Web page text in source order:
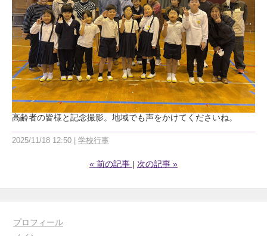
高齢者の皆様と記念撮影。地域でも声をかけてくださいね。
2025/11/18 12:50 学校行事
« 前の記事 次の記事 »
プロフィール